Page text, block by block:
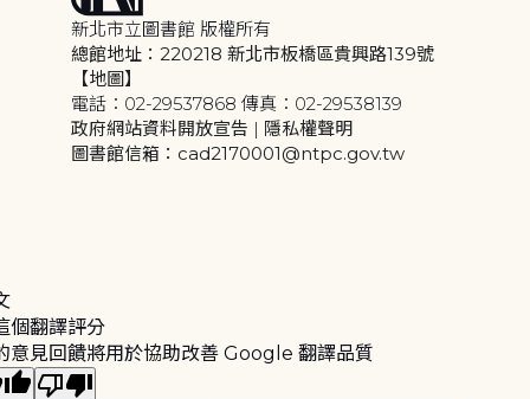
新北市立圖書館 版權所有
總館地址：220218 新北市板橋區貴興路139號
【地圖】
電話：02-29537868 傳真：02-29538139
政府網站資料開放宣告 | 隱私權聲明
圖書館信箱：cad2170001@ntpc.gov.tw
個翻譯評分
意見回饋將用於協助改善 Google 翻譯品質